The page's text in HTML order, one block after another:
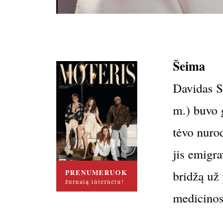
PRENUMERUOK
žurnalą internetu!
Šeima
Davidas
m.) buvo
tėvo
jis
bridžą už